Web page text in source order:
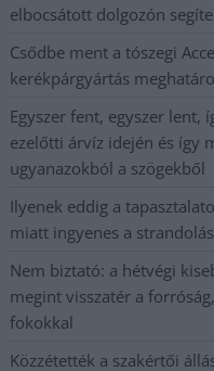
elbocsátott dolgozón
Csődbe ment a tószegi
kerékpárgyártás
Egyszer fent, egyszer lent,
ezelőtti árvíz idején és így
ugyanazokból a szögekből
Ilyenek eddig a
miatt ingyenes a
Nem biztató: a hétvégi
megint visszatér a
fokokkal
Közzétették a szakértői